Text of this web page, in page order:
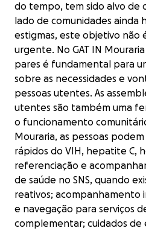
do tempo, tem sido alvo de
lado de comunidades ainda
estigmas, este objetivo não
urgente. No GAT IN
pares é fundamental para
sobre as necessidades e
pessoas utentes. As
utentes são também uma
o funcionamento
Mouraria, as pessoas
rápidos do VIH, hepatite C,
referenciação e
de saúde no SNS, quando
reativos; acompanhamento
e navegação para serviços
complementar; cuidados